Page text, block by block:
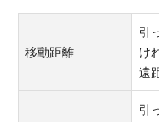
移動距離
引
け
遠
引